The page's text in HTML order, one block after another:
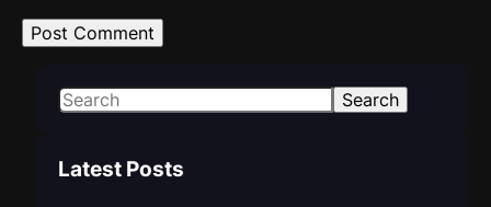
S
r
Search
Latest Posts